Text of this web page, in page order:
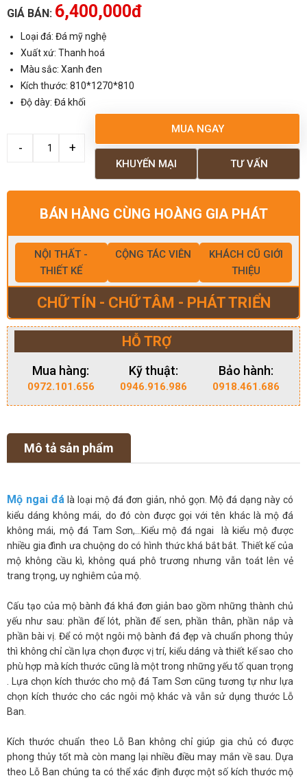
GIÁ BÁN: 6,400,000đ
Loại đá: Đá mỹ nghệ
Xuất xứ: Thanh hoá
Màu sắc: Xanh đen
Kích thước: 810*1270*810
Độ dày: Đá khối
MUA NGAY
TƯ VẤN
KHUYẾN MẠI
BÁN HÀNG CÙNG HOÀNG GIA PHÁT
NỘI THẤT -
THIẾT KẾ
CỘNG TÁC VIÊN
KHÁCH CŨ GIỚI
THIỆU
CHỮ TÍN - CHỮ TÂM - PHÁT TRIỂN
HỖ TRỢ
Mua hàng:
0972.101.656
Kỹ thuật:
0946.916.986
Bảo hành:
0918.461.686
Mô tả sản phẩm
Mộ ngai đá là loại mộ đá đơn giản, nhỏ gọn. Mộ đá dạng này có
kiểu dáng không mái, do đó còn được gọi với tên khác là mộ đá
không mái, mộ đá Tam Sơn,…Kiểu mộ đá ngai là kiểu mộ được
nhiều gia đình ưa chuộng do có hình thức khá bắt bắt. Thiết kế của
mộ không cầu kì, không quá phô trương nhưng vẫn toát lên vẻ
trang trọng, uy nghiêm của mộ.
Cấu tạo của mộ bành đá khá đơn giản bao gồm những thành chủ
yếu như sau: phần đế lót, phần đế sen, phần thân, phần nắp và
phần bài vị. Để có một ngôi mộ bành đá đẹp và chuẩn phong thủy
thì không chỉ cần lựa chọn được vị trí, kiểu dáng và thiết kế sao cho
phù hợp mà kích thước cũng là một trong những yếu tố quan trọng
. Lựa chọn kích thước cho mộ đá Tam Sơn cũng tương tự như lựa
chọn kích thước cho các ngôi mộ khác và vẫn sử dụng thước Lỗ
Ban.
Kích thước chuẩn theo Lỗ Ban không chỉ giúp gia chủ có được
phong thủy tốt mà còn mang lại nhiều điều may mắn về sau. Dựa
theo Lỗ Ban chúng ta có thể xác định được một số kích thước mộ